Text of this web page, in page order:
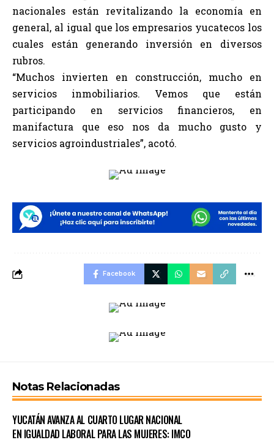
nacionales están revitalizando la economía en
general, al igual que los empresarios yucatecos los
cuales están generando inversión en diversos
rubros.
“Muchos invierten en construcción, mucho en
servicios inmobiliarios. Vemos que están
participando en servicios financieros, en
manifactura que eso nos da mucho gusto y
servicios agroindustriales”, acotó.
Facebook
Notas Relacionadas
YUCATÁN AVANZA AL CUARTO LUGAR NACIONAL
EN IGUALDAD LABORAL PARA LAS MUJERES: IMCO